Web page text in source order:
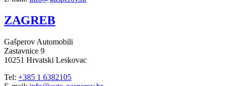
ZAGREB
Gašperov Automobili
Zastavnice 9
10251 Hrvatski Leskovac
Tel: +385 1 6382105